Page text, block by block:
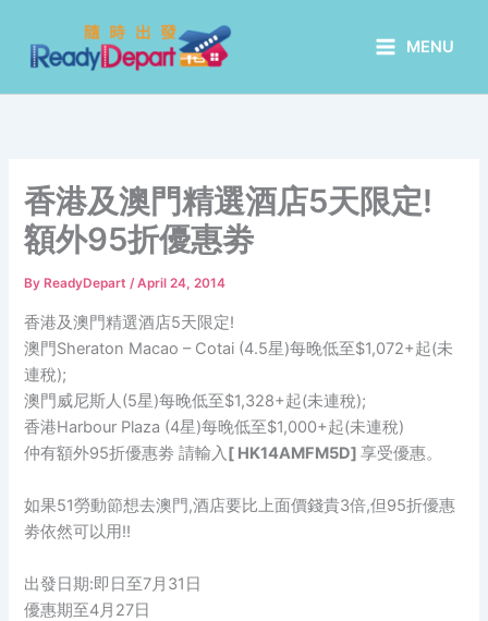
content
MENU
香港及澳門精選酒店5天限定!
額外95折優惠劵
By ReadyDepart/April 24, 2014
香港及澳門精選酒店5天限定!
澳門Sheraton Macao – Cotai (4.5星)每晚低至$1,072+起(未
連稅);
澳門威尼斯人(5星)每晚低至$1,328+起(未連稅);
香港Harbour Plaza (4星)每晚低至$1,000+起(未連稅)
仲有額外95折優惠劵 請輸入[ HK14AMFM5D]享受優惠。
如果51勞動節想去澳門,酒店要比上面價錢貴3倍,但95折優惠
劵依然可以用!!
出發日期:即日至7月31日
優惠期至4月27日